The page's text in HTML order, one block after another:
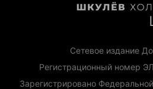
Сетевое издание
Регистрационный номер
Зарегистрировано